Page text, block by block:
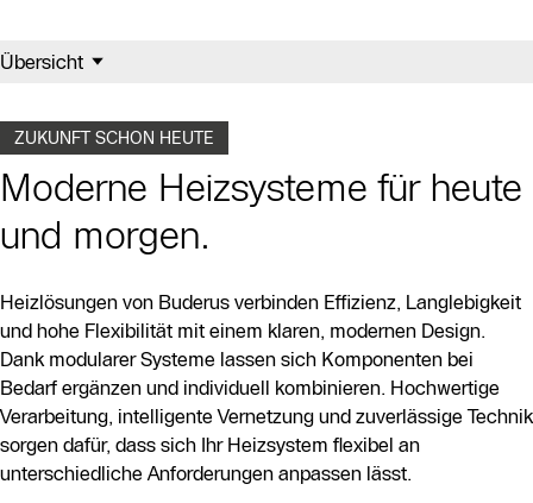
Übersicht
ZUKUNFT SCHON HEUTE
Moderne Heizsysteme für heute
und morgen.
Heizlösungen von Buderus verbinden Effizienz, Langlebigkeit
und hohe Flexibilität mit einem klaren, modernen Design.
Dank modularer Systeme lassen sich Komponenten bei
Bedarf ergänzen und individuell kombinieren. Hochwertige
Verarbeitung, intelligente Vernetzung und zuverlässige Technik
sorgen dafür, dass sich Ihr Heizsystem flexibel an
unterschiedliche Anforderungen anpassen lässt.